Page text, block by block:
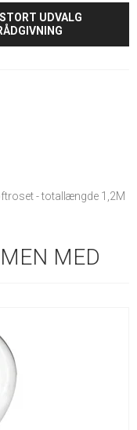
STORT UDVALG
- totallængde 1,2M
MED